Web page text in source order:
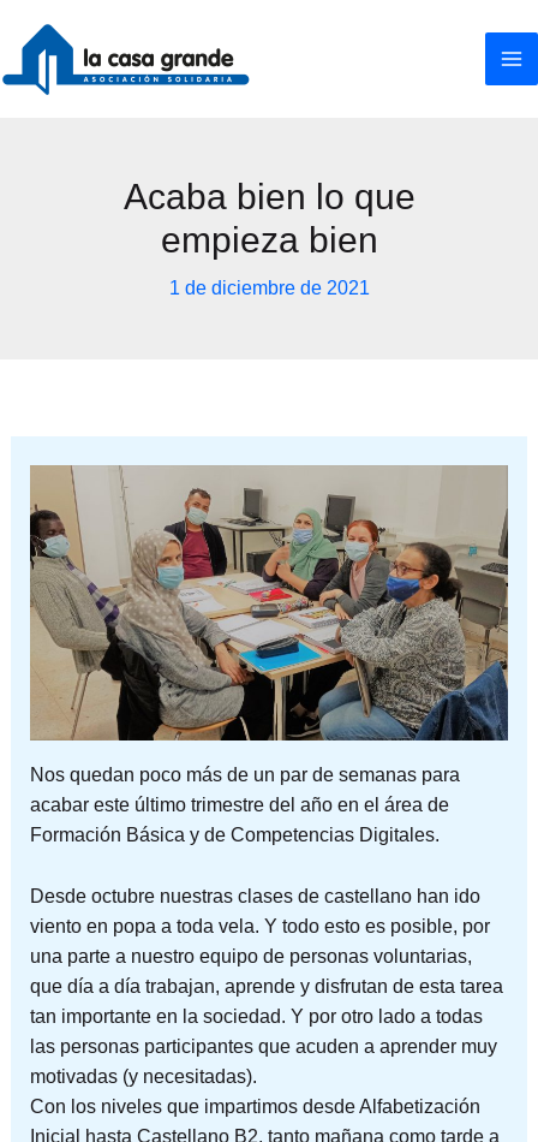
contenido
Acaba bien lo que
empieza bien
1 de diciembre de 2021
Nos quedan poco más de un par de semanas para
acabar este último trimestre del año en el área de
Formación Básica y de Competencias Digitales.
Desde octubre nuestras clases de castellano han ido
viento en popa a toda vela. Y todo esto es posible, por
una parte a nuestro equipo de personas voluntarias,
que día a día trabajan, aprende y disfrutan de esta tarea
tan importante en la sociedad. Y por otro lado a todas
las personas participantes que acuden a aprender muy
motivadas (y necesitadas).
Con los niveles que impartimos desde Alfabetización
Inicial hasta Castellano B2, tanto mañana como tarde a